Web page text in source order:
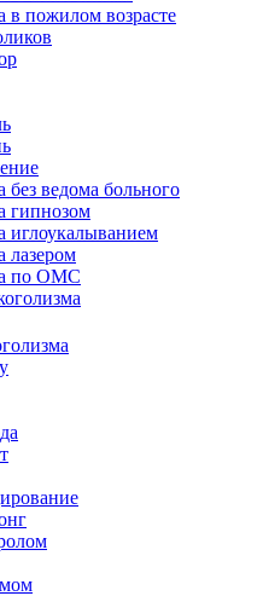
в пожилом возрасте
без ведома больного
гипнозом
иглоукалыванием
лазером
по ОМС